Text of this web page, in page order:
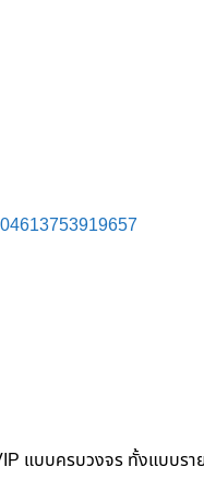
แบบครบวงจร ทั้งแบบร